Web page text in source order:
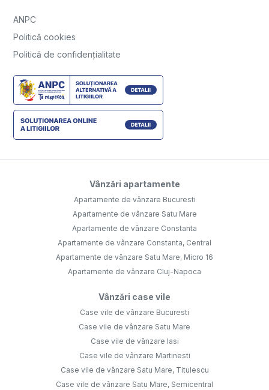
ANPC
Politică cookies
Politică de confidențialitate
Vânzări apartamente
Apartamente de vânzare Bucuresti
Apartamente de vânzare Satu Mare
Apartamente de vânzare Constanta
Apartamente de vânzare Constanta, Central
Apartamente de vânzare Satu Mare, Micro 16
Apartamente de vânzare Cluj-Napoca
Vânzări case vile
Case vile de vânzare Bucuresti
Case vile de vânzare Satu Mare
Case vile de vânzare Iasi
Case vile de vânzare Martinesti
Case vile de vânzare Satu Mare, Titulescu
Case vile de vânzare Satu Mare, Semicentral